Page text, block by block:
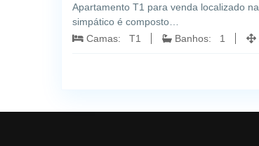
Apartamento T1 para venda localizado
simpático é composto…
Camas: T1
Banhos: 1